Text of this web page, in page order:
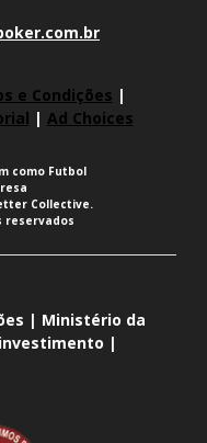
e Condições |
| Ad Choices
como Futbol
Collective.
reservados
| Ministério da
|